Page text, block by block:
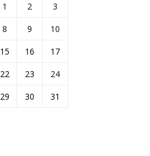
1 2
3
8 9
10
15 16
17
22 23
24
29 30
31